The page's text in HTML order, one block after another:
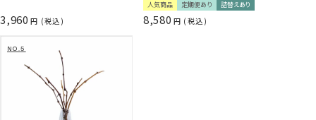
3,960 税込
人気商品 定期便あり 詰替えあり
8,580 税込